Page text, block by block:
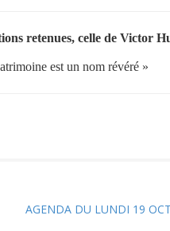
retenues, celle de Victor
est un nom révéré »
AGENDA DU LUNDI 19